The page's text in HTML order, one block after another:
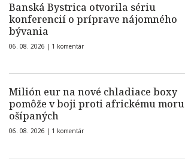
Banská Bystrica otvorila sériu
konferencií o príprave nájomného
bývania
06. 08. 2026 | 1 komentár
Milión eur na nové chladiace boxy
pomôže v boji proti africkému moru
ošípaných
06. 08. 2026 | 1 komentár